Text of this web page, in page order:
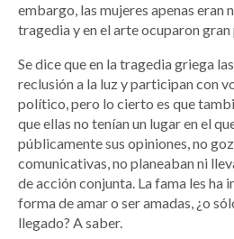
embargo, las mujeres apenas eran
tragedia y en el arte ocuparon
Se dice que en la tragedia griega
reclusión a la luz y participan con
político, pero lo cierto es que
que ellas no tenían un lugar en el
públicamente sus opiniones, no
comunicativas, no planeaban ni
de acción conjunta. La fama les ha
forma de amar o ser amadas, ¿o
llegado? A saber.